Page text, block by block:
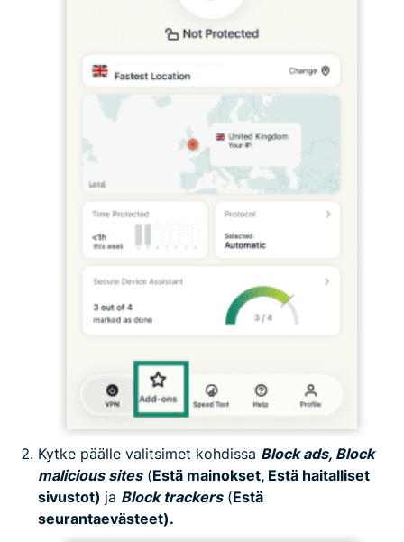
Kytke päälle valitsimet kohdissa Block ads, Block
malicious sites(Estä mainokset, Estä haitalliset
sivustot) ja Block trackers(Estä
seurantaevästeet).